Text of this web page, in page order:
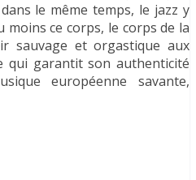
le même temps, le jazz y
ce corps, le corps de la
sauvage et orgastique aux
qui garantit son authenticité
européenne savante,